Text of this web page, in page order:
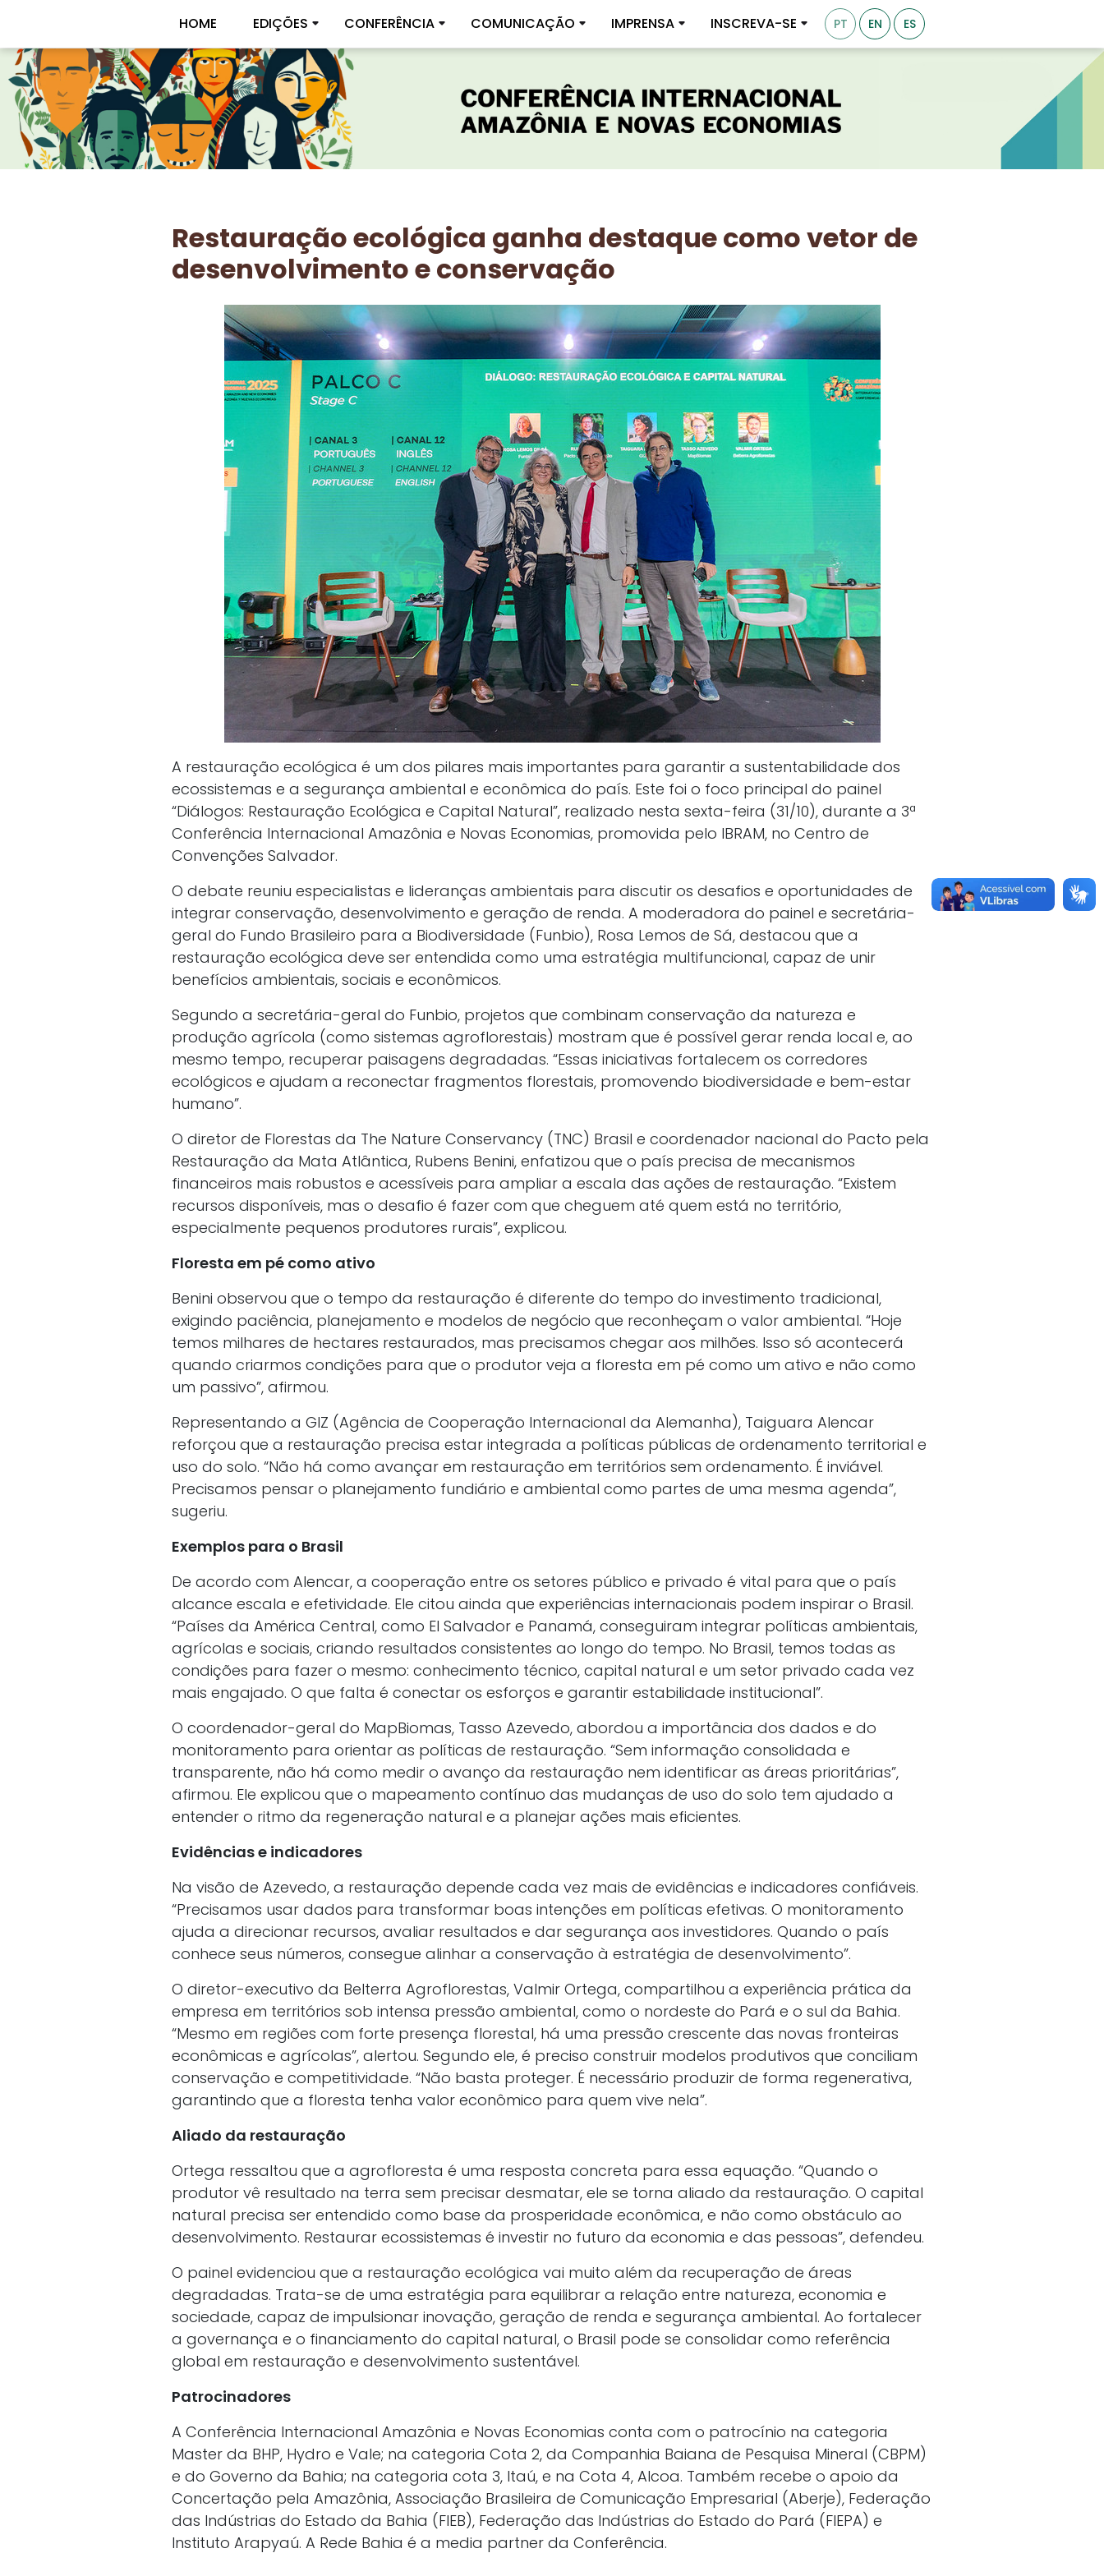
HOME EDIÇÕES CONFERÊNCIA COMUNICAÇÃO IMPRENSA INSCREVA-SE PT EN ES
Restauração ecológica ganha destaque como vetor de
desenvolvimento e conservação
A restauração ecológica é um dos pilares mais importantes para garantir a sustentabilidade dos
ecossistemas e a segurança ambiental e econômica do país. Este foi o foco principal do painel
“Diálogos: Restauração Ecológica e Capital Natural”, realizado nesta sexta-feira (31/10), durante a 3ª
Conferência Internacional Amazônia e Novas Economias, promovida pelo IBRAM, no Centro de
Convenções Salvador.
O debate reuniu especialistas e lideranças ambientais para discutir os desafios e oportunidades de
integrar conservação, desenvolvimento e geração de renda. A moderadora do painel e secretária-
geral do Fundo Brasileiro para a Biodiversidade (Funbio), Rosa Lemos de Sá, destacou que a
restauração ecológica deve ser entendida como uma estratégia multifuncional, capaz de unir
benefícios ambientais, sociais e econômicos.
Segundo a secretária-geral do Funbio, projetos que combinam conservação da natureza e
produção agrícola (como sistemas agroflorestais) mostram que é possível gerar renda local e, ao
mesmo tempo, recuperar paisagens degradadas. “Essas iniciativas fortalecem os corredores
ecológicos e ajudam a reconectar fragmentos florestais, promovendo biodiversidade e bem-estar
humano”.
O diretor de Florestas da The Nature Conservancy (TNC) Brasil e coordenador nacional do Pacto pela
Restauração da Mata Atlântica, Rubens Benini, enfatizou que o país precisa de mecanismos
financeiros mais robustos e acessíveis para ampliar a escala das ações de restauração. “Existem
recursos disponíveis, mas o desafio é fazer com que cheguem até quem está no território,
especialmente pequenos produtores rurais”, explicou.
Floresta em pé como ativo
Benini observou que o tempo da restauração é diferente do tempo do investimento tradicional,
exigindo paciência, planejamento e modelos de negócio que reconheçam o valor ambiental. “Hoje
temos milhares de hectares restaurados, mas precisamos chegar aos milhões. Isso só acontecerá
quando criarmos condições para que o produtor veja a floresta em pé como um ativo e não como
um passivo”, afirmou.
Representando a GIZ (Agência de Cooperação Internacional da Alemanha), Taiguara Alencar
reforçou que a restauração precisa estar integrada a políticas públicas de ordenamento territorial e
uso do solo. “Não há como avançar em restauração em territórios sem ordenamento. É inviável.
Precisamos pensar o planejamento fundiário e ambiental como partes de uma mesma agenda”,
sugeriu.
Exemplos para o Brasil
De acordo com Alencar, a cooperação entre os setores público e privado é vital para que o país
alcance escala e efetividade. Ele citou ainda que experiências internacionais podem inspirar o Brasil.
“Países da América Central, como El Salvador e Panamá, conseguiram integrar políticas ambientais,
agrícolas e sociais, criando resultados consistentes ao longo do tempo. No Brasil, temos todas as
condições para fazer o mesmo: conhecimento técnico, capital natural e um setor privado cada vez
mais engajado. O que falta é conectar os esforços e garantir estabilidade institucional”.
O coordenador-geral do MapBiomas, Tasso Azevedo, abordou a importância dos dados e do
monitoramento para orientar as políticas de restauração. “Sem informação consolidada e
transparente, não há como medir o avanço da restauração nem identificar as áreas prioritárias”,
afirmou. Ele explicou que o mapeamento contínuo das mudanças de uso do solo tem ajudado a
entender o ritmo da regeneração natural e a planejar ações mais eficientes.
Evidências e indicadores
Na visão de Azevedo, a restauração depende cada vez mais de evidências e indicadores confiáveis.
“Precisamos usar dados para transformar boas intenções em políticas efetivas. O monitoramento
ajuda a direcionar recursos, avaliar resultados e dar segurança aos investidores. Quando o país
conhece seus números, consegue alinhar a conservação à estratégia de desenvolvimento”.
O diretor-executivo da Belterra Agroflorestas, Valmir Ortega, compartilhou a experiência prática da
empresa em territórios sob intensa pressão ambiental, como o nordeste do Pará e o sul da Bahia.
“Mesmo em regiões com forte presença florestal, há uma pressão crescente das novas fronteiras
econômicas e agrícolas”, alertou. Segundo ele, é preciso construir modelos produtivos que conciliam
conservação e competitividade. “Não basta proteger. É necessário produzir de forma regenerativa,
garantindo que a floresta tenha valor econômico para quem vive nela”.
Aliado da restauração
Ortega ressaltou que a agrofloresta é uma resposta concreta para essa equação. “Quando o
produtor vê resultado na terra sem precisar desmatar, ele se torna aliado da restauração. O capital
natural precisa ser entendido como base da prosperidade econômica, e não como obstáculo ao
desenvolvimento. Restaurar ecossistemas é investir no futuro da economia e das pessoas”, defendeu.
O painel evidenciou que a restauração ecológica vai muito além da recuperação de áreas
degradadas. Trata-se de uma estratégia para equilibrar a relação entre natureza, economia e
sociedade, capaz de impulsionar inovação, geração de renda e segurança ambiental. Ao fortalecer
a governança e o financiamento do capital natural, o Brasil pode se consolidar como referência
global em restauração e desenvolvimento sustentável.
Patrocinadores
A Conferência Internacional Amazônia e Novas Economias conta com o patrocínio na categoria
Master da BHP, Hydro e Vale; na categoria Cota 2, da Companhia Baiana de Pesquisa Mineral (CBPM)
e do Governo da Bahia; na categoria cota 3, Itaú, e na Cota 4, Alcoa. Também recebe o apoio da
Concertação pela Amazônia, Associação Brasileira de Comunicação Empresarial (Aberje), Federação
das Indústrias do Estado da Bahia (FIEB), Federação das Indústrias do Estado do Pará (FIEPA) e
Instituto Arapyaú. A Rede Bahia é a media partner da Conferência.